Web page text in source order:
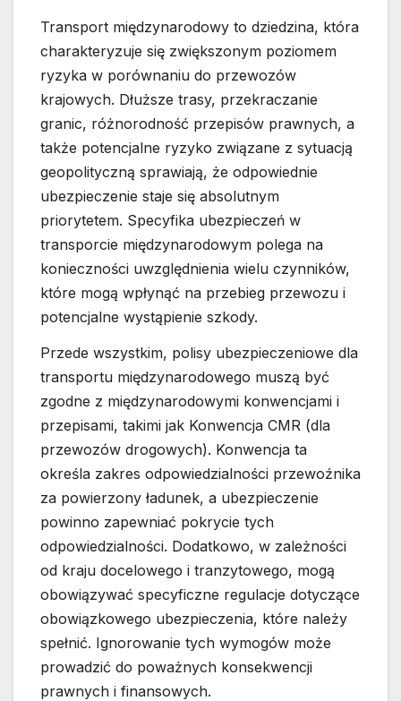
Transport międzynarodowy to dziedzina, która
charakteryzuje się zwiększonym poziomem
ryzyka w porównaniu do przewozów
krajowych. Dłuższe trasy, przekraczanie
granic, różnorodność przepisów prawnych, a
także potencjalne ryzyko związane z sytuacją
geopolityczną sprawiają, że odpowiednie
ubezpieczenie staje się absolutnym
priorytetem. Specyfika ubezpieczeń w
transporcie międzynarodowym polega na
konieczności uwzględnienia wielu czynników,
które mogą wpłynąć na przebieg przewozu i
potencjalne wystąpienie szkody.
Przede wszystkim, polisy ubezpieczeniowe dla
transportu międzynarodowego muszą być
zgodne z międzynarodowymi konwencjami i
przepisami, takimi jak Konwencja CMR (dla
przewozów drogowych). Konwencja ta
określa zakres odpowiedzialności przewoźnika
za powierzony ładunek, a ubezpieczenie
powinno zapewniać pokrycie tych
odpowiedzialności. Dodatkowo, w zależności
od kraju docelowego i tranzytowego, mogą
obowiązywać specyficzne regulacje dotyczące
obowiązkowego ubezpieczenia, które należy
spełnić. Ignorowanie tych wymogów może
prowadzić do poważnych konsekwencji
prawnych i finansowych.